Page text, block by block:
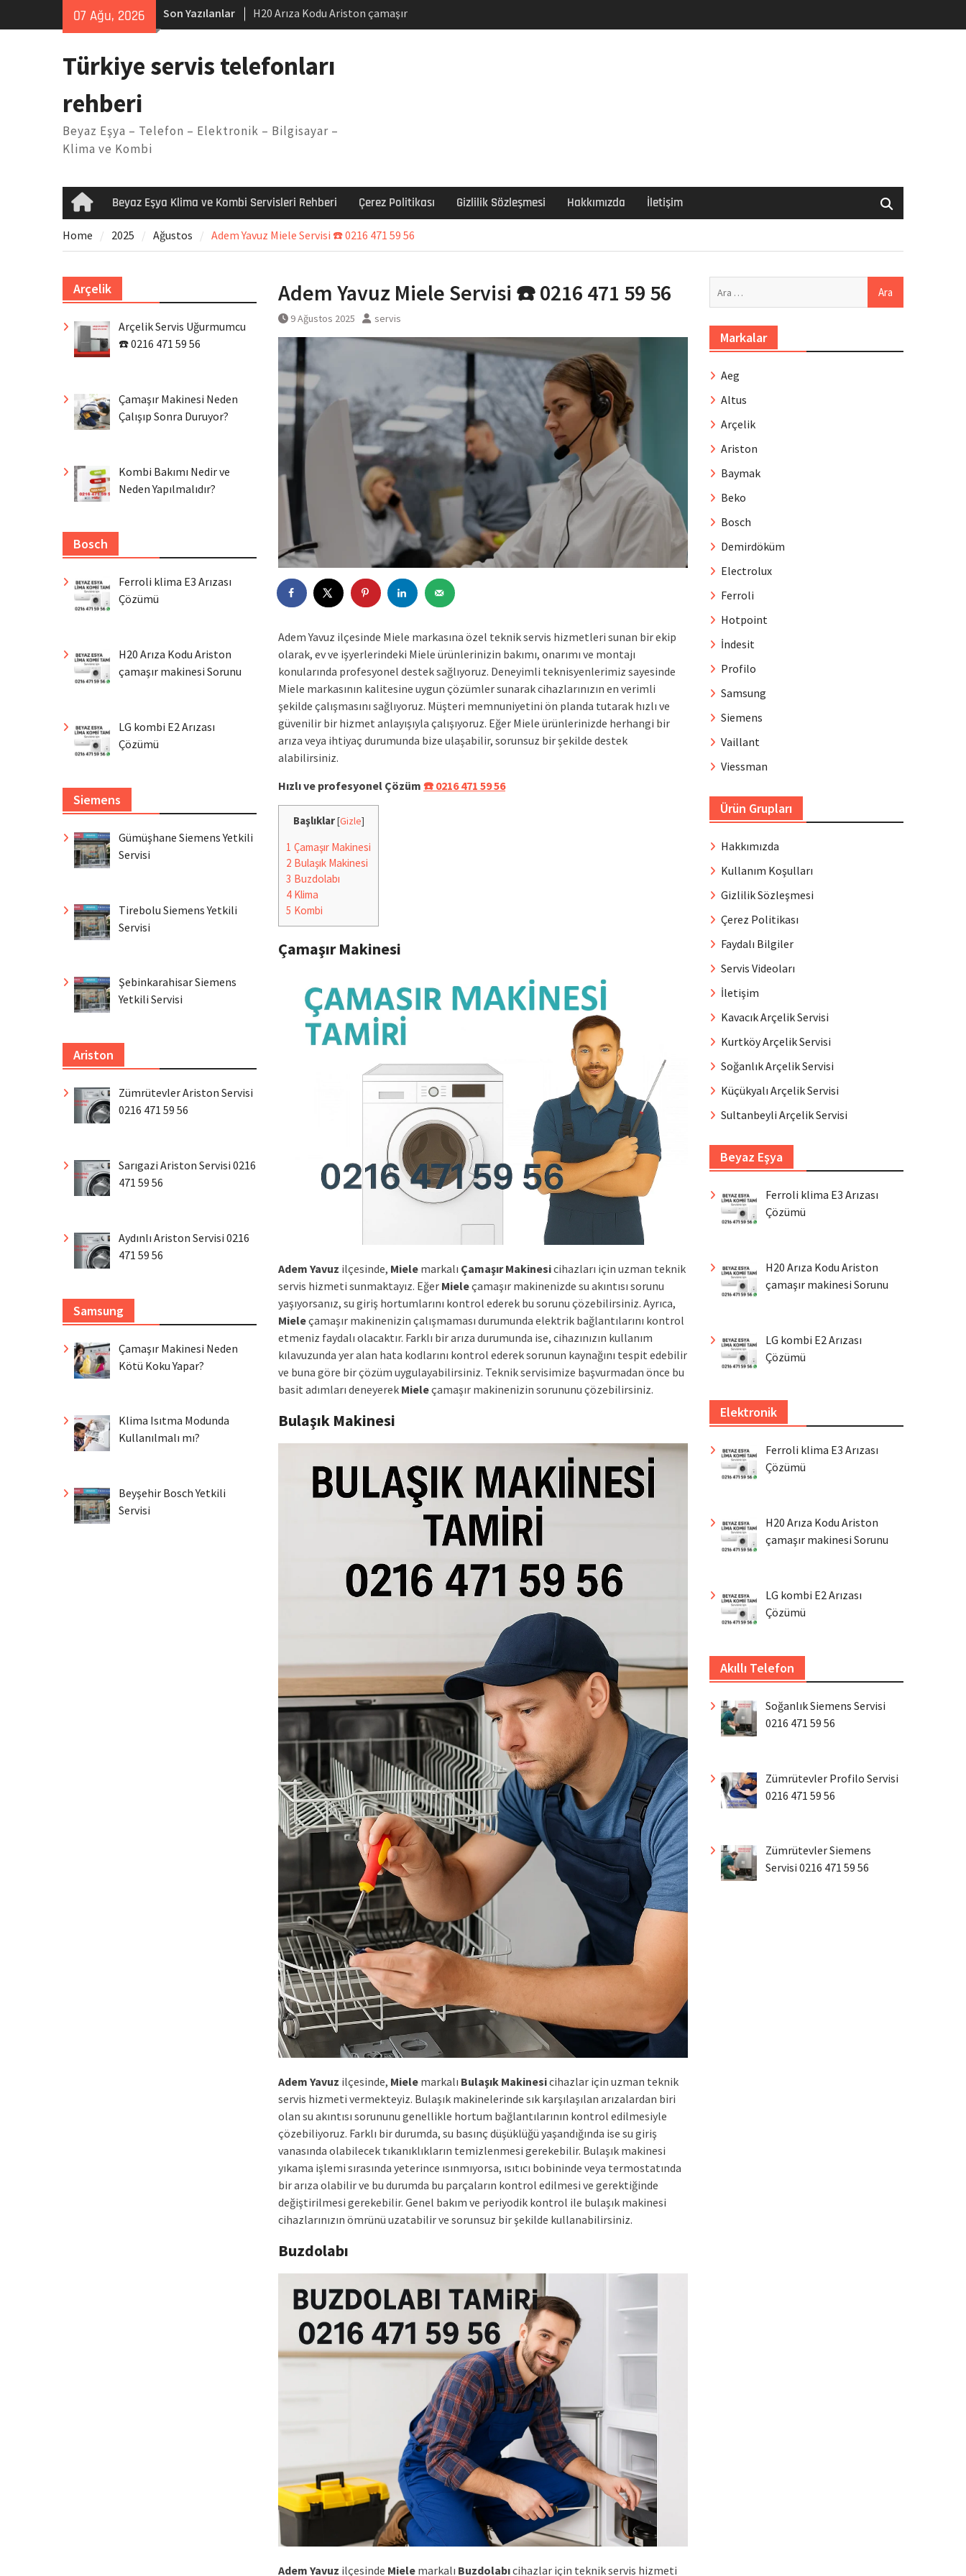
07 Ağu, 2026 Son Yazılanlar
H20 Arıza Kodu Ariston çamaşır
makinesi Sorunu
Arçelik buzdolabı F5 Hatası Çözüm
Ferroli klima E3 Arızası Çözümü
Türkiye servis telefonları
rehberi
Beyaz Eşya – Telefon – Elektronik – Bilgisayar –
Klima ve Kombi
HomeBeyaz Eşya Klima ve Kombi Servisleri Rehberi Çerez Politikası Gizlilik Sözleşmesi Hakkımızda İletişim
Home 2025 Ağustos Adem Yavuz Miele Servisi ☎️ 0216 471 59 56
Adem Yavuz Miele Servisi ☎️ 0216 471 59 56
9 Ağustos 2025 servis
Adem Yavuz ilçesinde Miele markasına özel teknik servis hizmetleri sunan bir ekip
olarak, ev ve işyerlerindeki Miele ürünlerinizin bakımı, onarımı ve montajı
konularında profesyonel destek sağlıyoruz. Deneyimli teknisyenlerimiz sayesinde
Miele markasının kalitesine uygun çözümler sunarak cihazlarınızın en verimli
şekilde çalışmasını sağlıyoruz. Müşteri memnuniyetini ön planda tutarak hızlı ve
güvenilir bir hizmet anlayışıyla çalışıyoruz. Eğer Miele ürünlerinizde herhangi bir
arıza veya ihtiyaç durumunda bize ulaşabilir, sorunsuz bir şekilde destek
alabilirsiniz.
Hızlı ve profesyonel Çözüm ☎️ 0216 471 59 56
Başlıklar [Gizle]
1 Çamaşır Makinesi
2 Bulaşık Makinesi
3 Buzdolabı
4 Klima
5 Kombi
Çamaşır Makinesi
Adem Yavuz ilçesinde, Miele markalı Çamaşır Makinesicihazları için uzman teknik
servis hizmeti sunmaktayız. Eğer Mieleçamaşır makinenizde su akıntısı sorunu
yaşıyorsanız, su giriş hortumlarını kontrol ederek bu sorunu çözebilirsiniz. Ayrıca,
Mieleçamaşır makinenizin çalışmaması durumunda elektrik bağlantılarını kontrol
etmeniz faydalı olacaktır. Farklı bir arıza durumunda ise, cihazınızın kullanım
kılavuzunda yer alan hata kodlarını kontrol ederek sorunun kaynağını tespit edebilir
ve buna göre bir çözüm uygulayabilirsiniz. Teknik servisimize başvurmadan önce bu
basit adımları deneyerek Mieleçamaşır makinenizin sorununu çözebilirsiniz.
Bulaşık Makinesi
Adem Yavuz ilçesinde, Miele markalı Bulaşık Makinesicihazlar için uzman teknik
servis hizmeti vermekteyiz. Bulaşık makinelerinde sık karşılaşılan arızalardan biri
olan su akıntısı sorununu genellikle hortum bağlantılarının kontrol edilmesiyle
çözebiliyoruz. Farklı bir durumda, su basınç düşüklüğü yaşandığında ise su giriş
vanasında olabilecek tıkanıklıkların temizlenmesi gerekebilir. Bulaşık makinesi
yıkama işlemi sırasında yeterince ısınmıyorsa, ısıtıcı bobininde veya termostatında
bir arıza olabilir ve bu durumda bu parçaların kontrol edilmesi ve gerektiğinde
değiştirilmesi gerekebilir. Genel bakım ve periyodik kontrol ile bulaşık makinesi
cihazlarınızın ömrünü uzatabilir ve sorunsuz bir şekilde kullanabilirsiniz.
Buzdolabı
Adem Yavuz ilçesinde Miele markalı Buzdolabıcihazlar için teknik servis hizmeti
Markalar
Aeg
Altus
Arçelik
Ariston
Baymak
Beko
Bosch
Demirdöküm
Electrolux
Ferroli
Hotpoint
İndesit
Profilo
Samsung
Siemens
Vaillant
Viessman
Ürün Grupları
Hakkımızda
Kullanım Koşulları
Gizlilik Sözleşmesi
Çerez Politikası
Faydalı Bilgiler
Servis Videoları
İletişim
Kavacık Arçelik Servisi
Kurtköy Arçelik Servisi
Soğanlık Arçelik Servisi
Küçükyalı Arçelik Servisi
Sultanbeyli Arçelik Servisi
Beyaz Eşya
Ferroli klima E3 Arızası
Çözümü
H20 Arıza Kodu Ariston
çamaşır makinesi Sorunu
LG kombi E2 Arızası
Çözümü
Elektronik
Ferroli klima E3 Arızası
Çözümü
H20 Arıza Kodu Ariston
çamaşır makinesi Sorunu
LG kombi E2 Arızası
Çözümü
Akıllı Telefon
Soğanlık Siemens Servisi
0216 471 59 56
Zümrütevler Profilo Servisi
0216 471 59 56
Zümrütevler Siemens
Servisi 0216 471 59 56
Arçelik
Arçelik Servis Uğurmumcu
☎️ 0216 471 59 56
Çamaşır Makinesi Neden
Çalışıp Sonra Duruyor?
Kombi Bakımı Nedir ve
Neden Yapılmalıdır?
Bosch
Ferroli klima E3 Arızası
Çözümü
H20 Arıza Kodu Ariston
çamaşır makinesi Sorunu
LG kombi E2 Arızası
Çözümü
Siemens
Gümüşhane Siemens Yetkili
Servisi
Tirebolu Siemens Yetkili
Servisi
Şebinkarahisar Siemens
Yetkili Servisi
Ariston
Zümrütevler Ariston Servisi
0216 471 59 56
Sarıgazi Ariston Servisi 0216
471 59 56
Aydınlı Ariston Servisi 0216
471 59 56
Samsung
Çamaşır Makinesi Neden
Kötü Koku Yapar?
Klima Isıtma Modunda
Kullanılmalı mı?
Beyşehir Bosch Yetkili
Servisi